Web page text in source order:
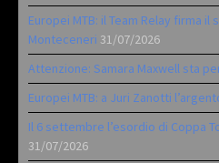
Europei MTB: il Team Relay firma
Monteceneri 31/07/2026
Attenzione: Samara Maxwell sta
Europei MTB: a Juri Zanotti
Il 6 settembre l’esordio di Coppa
31/07/2026